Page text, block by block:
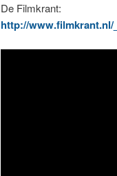
De Filmkrant:
http://www.filmkrant.nl/